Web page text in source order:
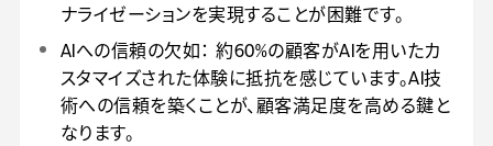
ナライゼーションを実現することが困難です。
AIへの信頼の欠如： 約60%の顧客がAIを用いたカ
スタマイズされた体験に抵抗を感じています。AI技
術への信頼を築くことが、顧客満足度を高める鍵と
なります。